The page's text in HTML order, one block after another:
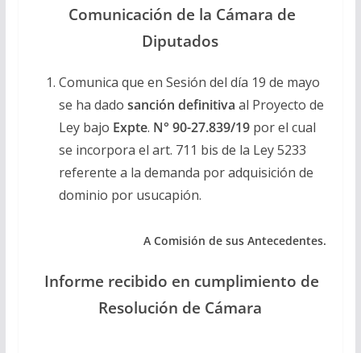
Comunicación de la Cámara de
Diputados
Comunica que en Sesión del día 19 de mayo
se ha dado sanción definitiva al Proyecto de
Ley bajo Expte. N° 90-27.839/19por el cual
se incorpora el art. 711 bis de la Ley 5233
referente a la demanda por adquisición de
dominio por usucapión.
A Comisión de sus Antecedentes.
Informe recibido en cumplimiento de
Resolución de Cámara